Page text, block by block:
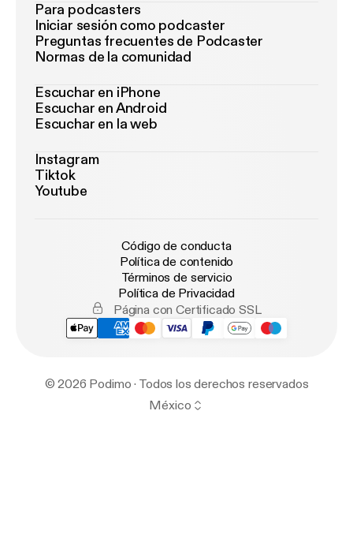
Para podcasters
Iniciar sesión como podcaster
Preguntas frecuentes de Podcaster
Normas de la comunidad
Escuchar en iPhone
Escuchar en Android
Escuchar en la web
Instagram
Tiktok
Youtube
Código de conducta
Política de contenido
Términos de servicio
Política de Privacidad
Página con Certificado SSL
© 2026 Podimo · Todos los derechos reservados
México